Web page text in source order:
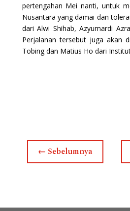
pertengahan Mei nanti, untuk
Nusantara yang damai dan
dari Alwi Shihab, Azyumardi
Perjalanan tersebut juga akan
Tobing dan Matius Ho dari
← Sebelumnya